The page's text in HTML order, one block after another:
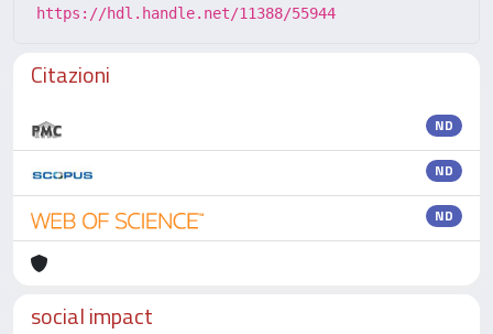
https://hdl.handle.net/11388/55944
Citazioni
ND
ND
ND
social impact